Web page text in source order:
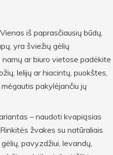
iš paprasčiausių būdų,
yra šviežių gėlių
ar biuro vietose padėkite
lelijų ar hiacintų, puokštes,
pakylėjančiu jų
– naudoti kvapiąsias
žvakes su natūraliais
pavyzdžiui, levandų,